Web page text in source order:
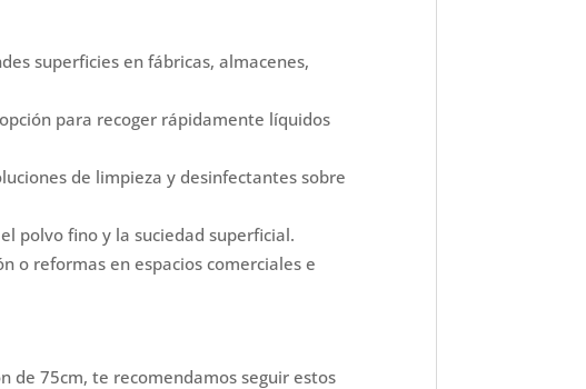
superficies en fábricas, almacenes,
para recoger rápidamente líquidos
de limpieza y desinfectantes sobre
polvo fino y la suciedad superficial.
o reformas en espacios comerciales e
de 75cm, te recomendamos seguir estos